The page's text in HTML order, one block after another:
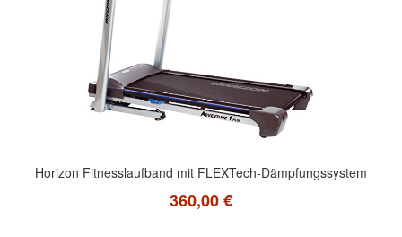
Horizon Fitnesslaufband mit FLEXTech-Dämpfungssystem
360,00 €